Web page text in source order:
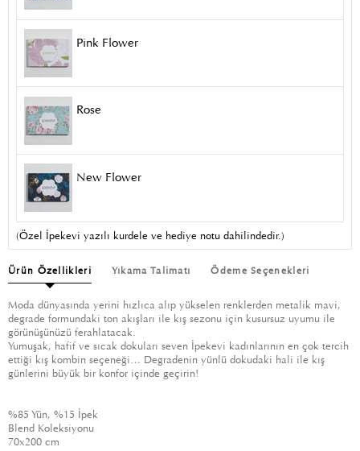
Pink Flower
Rose
New Flower
(Özel İpekevi yazılı kurdele ve hediye notu dahilindedir.)
Ürün Özellikleri Yıkama Talimatı Ödeme Seçenekleri
Moda dünyasında yerini hızlıca alıp yükselen renklerden metalik mavi,
degrade formundaki ton akışları ile kış sezonu için kusursuz uyumu ile
görünüşünüzü ferahlatacak.
Yumuşak, hafif ve sıcak dokuları seven İpekevi kadınlarının en çok tercih
ettiği kış kombin seçeneği… Degradenin yünlü dokudaki hali ile kış
günlerini büyük bir konfor içinde geçirin!
%85 Yün, %15 İpek
Blend Koleksiyonu
70x200 cm